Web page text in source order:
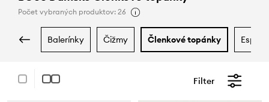
Počet vybraných produktov: 26
balerínky čižmy členkové topánky
Filter